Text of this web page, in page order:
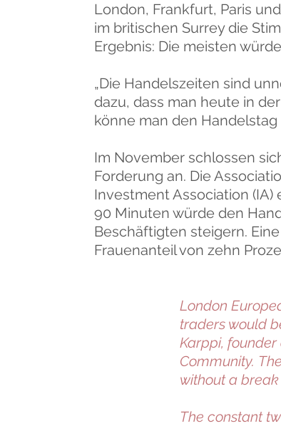
London, Frankfurt, Paris
im britischen Surrey die
Ergebnis: Die meisten
„Die Handelszeiten sind
dazu, dass man heute in
könne man den
Im November schlossen
Forderung an. Die
Investment Association
90 Minuten würde den
Beschäftigten steigern.
Frauenanteil von zehn
London
traders would
Karppi,
Community.
without a
The constant